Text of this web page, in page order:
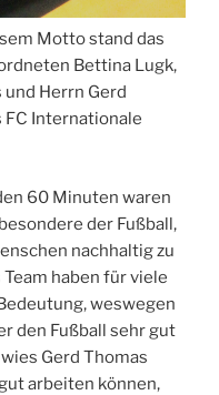
Motto stand das
Bettina Lugk,
Herrn Gerd
FC Internationale
60 Minuten waren
der Fußball,
nachhaltig zu
haben für viele
weswegen
den Fußball sehr gut
Gerd Thomas
arbeiten können,